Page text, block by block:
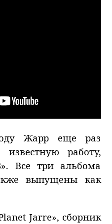
Жарр еще раз
известную работу,
Все три альбома
выпущены как
Jarre», сборник